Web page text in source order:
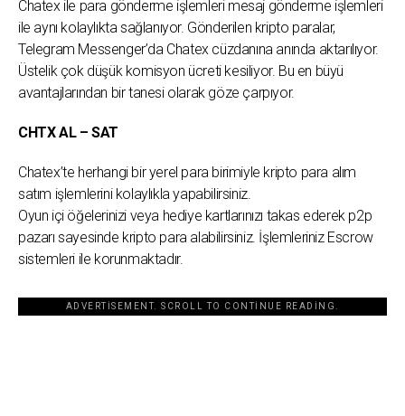
Chatex ile para gönderme işlemleri mesaj gönderme işlemleri
ile aynı kolaylıkta sağlanıyor. Gönderilen kripto paralar,
Telegram Messenger’da Chatex cüzdanına anında aktarılıyor.
Üstelik çok düşük komisyon ücreti kesiliyor. Bu en büyü
avantajlarından bir tanesi olarak göze çarpıyor.
CHTX AL – SAT
Chatex’te herhangi bir yerel para birimiyle kripto para alım
satım işlemlerini kolaylıkla yapabilirsiniz.
Oyun içi öğelerinizi veya hediye kartlarınızı takas ederek p2p
pazarı sayesinde kripto para alabilirsiniz. İşlemleriniz Escrow
sistemleri ile korunmaktadır.
ADVERTISEMENT. SCROLL TO CONTINUE READING.